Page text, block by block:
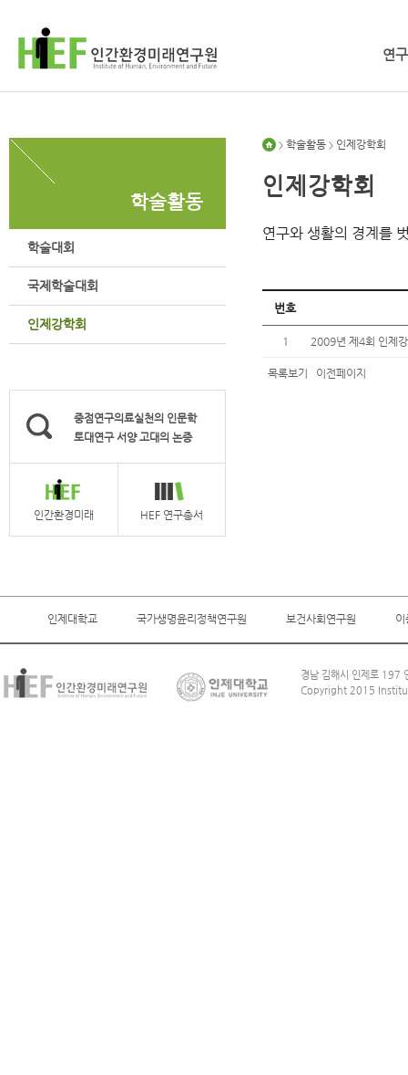
연
학술활동
학술대회
국제학술대회
인제강학회
중점연구의료실천의 인문학
토대연구 서양 고대의 논증
인간환경미래 HEF 연구총서
> 학술활동 > 인제강학회
인제강학회
연구와 생활의 경계를
번호
1 2009년 제4회 인제
목록보기 이전페이지
인제대학교 국가생명윤리정책연구원 보건사회연구원 이
경남 김해시 인제로
Copyright 2015